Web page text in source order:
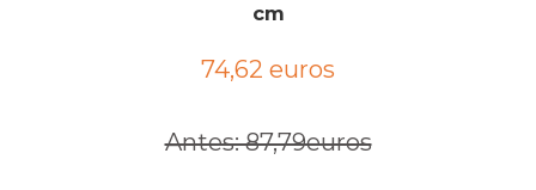
cm
74,62 euros
Antes: 87,79euros